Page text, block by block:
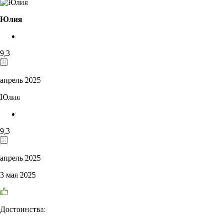
Юлия
9,3
апрель 2025
Юлия
9,3
апрель 2025
3 мая 2025
Достоинства: